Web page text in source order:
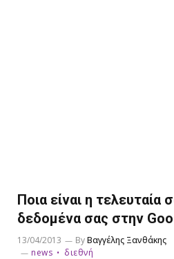
Ποια είναι η τελευταία
δεδομένα σας στην
13/04/2013 ByΒαγγέλης Ξανθάκης
news
διεθνή